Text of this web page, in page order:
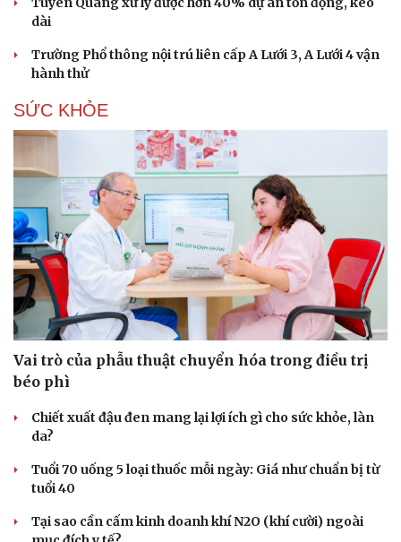
Văn hóa
Sân khấu - Điện ảnh
Văn học
Âm nhạc
Giải trí
Thời trang
Sao Việt
dài
Trường Phổ thông nội trú liên cấp A Lưới 3, A Lưới 4 vận
hành thử
SỨC KHỎE
Vai trò của phẫu thuật chuyển hóa trong điều trị
béo phì
Chiết xuất đậu đen mang lại lợi ích gì cho sức khỏe, làn
da?
Tuổi 70 uống 5 loại thuốc mỗi ngày: Giá như chuẩn bị từ
tuổi 40
Tại sao cần cấm kinh doanh khí N2O (khí cười) ngoài